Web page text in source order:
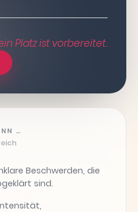
Platz ist vorbereitet.
…
Beschwerden, die
sind.